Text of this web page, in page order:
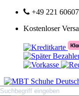
+49 221
Kostenloser